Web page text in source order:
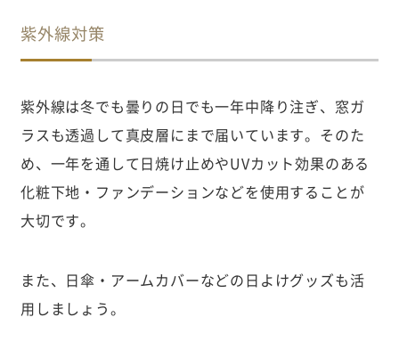
紫外線対策
紫外線は冬でも曇りの日でも一年中降り注ぎ、窓ガ
ラスも透過して真皮層にまで届いています。そのた
め、一年を通して日焼け止めやUVカット効果のある
化粧下地・ファンデーションなどを使用することが
大切です。
また、日傘・アームカバーなどの日よけグッズも活
用しましょう。